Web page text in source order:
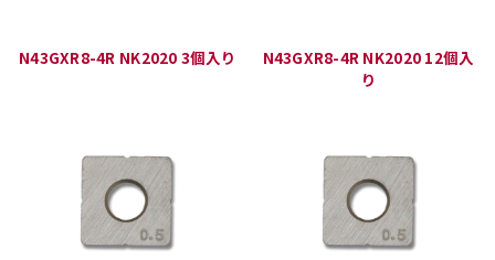
N43GXR8-4R NK2020 3個入り
N43GXR8-4R NK2020 12個入
り